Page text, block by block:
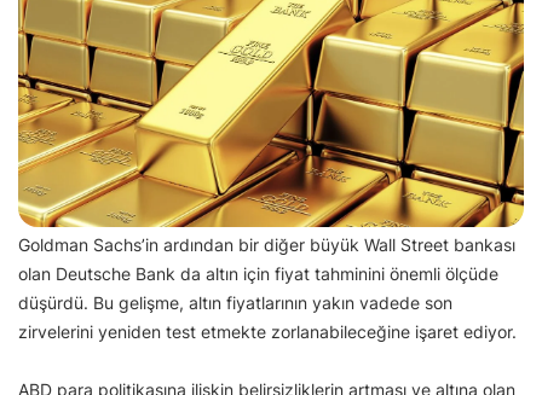
Goldman Sachs’in ardından bir diğer büyük Wall Street bankası
olan Deutsche Bank da altın için fiyat tahminini önemli ölçüde
düşürdü. Bu gelişme, altın fiyatlarının yakın vadede son
zirvelerini yeniden test etmekte zorlanabileceğine işaret ediyor.
ABD para politikasına ilişkin belirsizliklerin artması ve altına olan